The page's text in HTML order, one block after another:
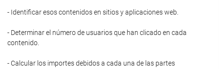
- Identificar esos contenidos en sitios y aplicaciones web.
- Determinar el número de usuarios que han clicado en cada
contenido.
- Calcular los importes debidos a cada una de las partes